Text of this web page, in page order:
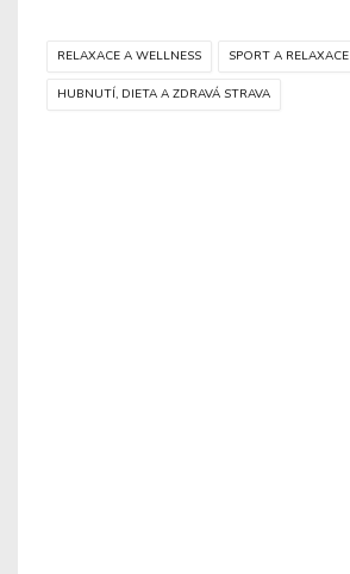
RELAXACE A WELLNESS SPORT A RELAXACE
HUBNUTÍ, DIETA A ZDRAVÁ STRAVA